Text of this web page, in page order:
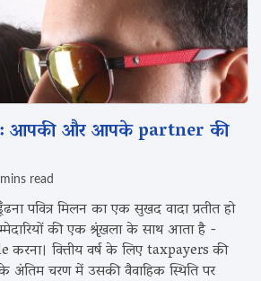
आपकी और आपके partner की
read
पवित्र मिलन का एक सुखद वादा प्रतीत हो
की एक श्रृंखला के साथ आता है -
वित्तीय वर्ष के लिए taxpayers की
चरण में उसकी वैवाहिक स्थिति पर